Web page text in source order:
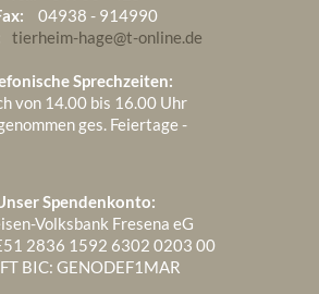
04938 - 914990
tierheim-hage@t-online.de
Sprechzeiten:
von 14.00 bis 16.00 Uhr
ges. Feiertage -
Spendenkonto:
Volksbank Fresena eG
2836 1592 6302 0203 00
BIC: GENODEF1MAR